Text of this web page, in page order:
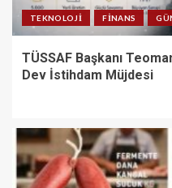
TEKNOLOJI FINANS
TÜSSAF Başkanı
Dev İstihdam Müjdesi